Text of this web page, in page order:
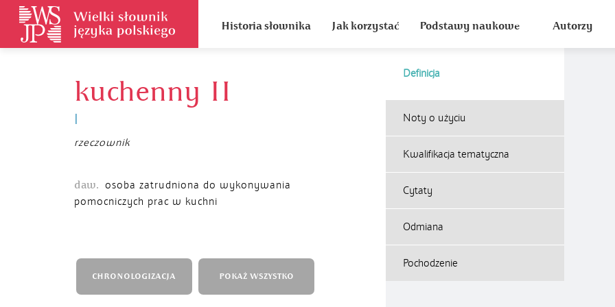
Historia słownika Jak korzystać Podstawy naukowe Autorzy
kuchenny II
I
rzeczownik
Definicja
daw. osoba zatrudniona do wykonywania
pomocniczych prac w kuchni
Noty o użyciu
Kwalifikacja tematyczna
Cytaty
Odmiana
Pochodzenie
CHRONOLOGIZACJA POKAŻ WSZYSTKO